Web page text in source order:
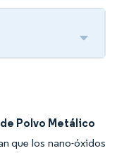
Polvo Metálico
que los nano-óxidos